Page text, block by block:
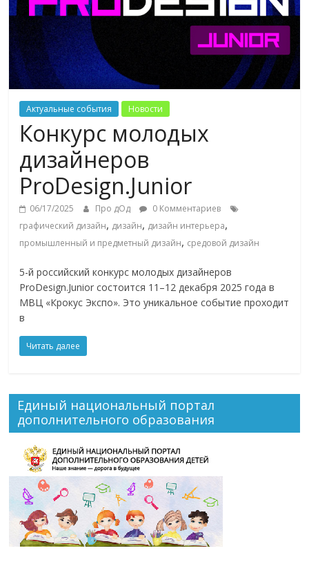
Актуальные события Новости
Конкурс молодых
дизайнеров
ProDesign.Junior
06/17/2025 Про дОд
0 Комментариев
графический дизайн, дизайн, дизайн интерьера,
промышленный и предметный дизайн, средовой дизайн
5-й российский конкурс молодых дизайнеров
ProDesign.Junior состоится 11–12 декабря 2025 года в
МВЦ «Крокус Экспо». Это уникальное событие проходит
в
Читать далее
Единый национальный портал
дополнительного образования